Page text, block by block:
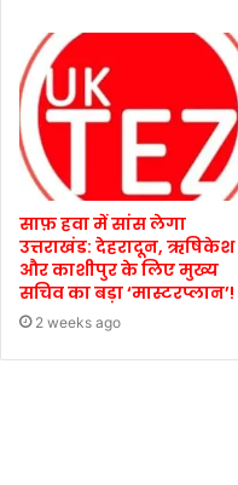
साफ़ हवा में सांस लेगा
उत्तराखंड: देहरादून, ऋषिकेश
और काशीपुर के लिए मुख्य
सचिव का बड़ा ‘मास्टरप्लान’!
2 weeks ago